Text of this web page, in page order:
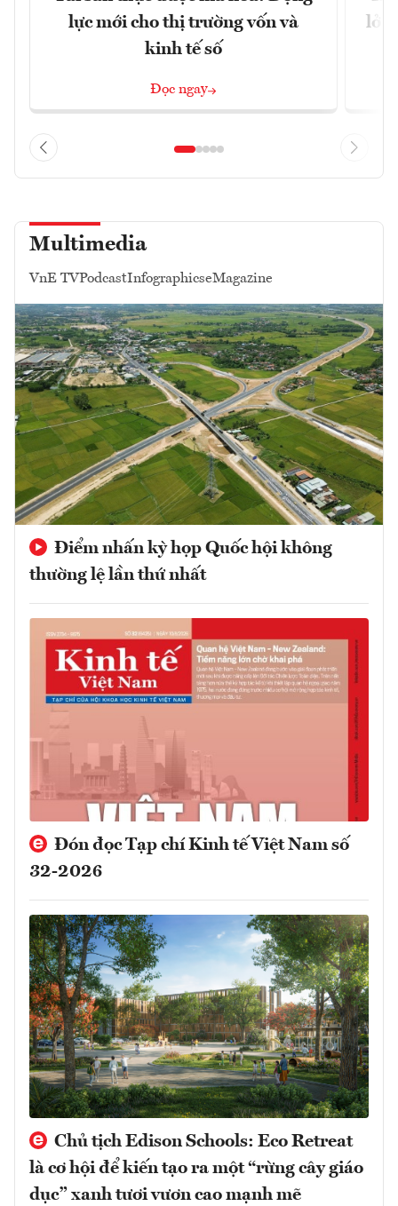
lực mới cho thị trường vốn và
kinh tế số
Đọc ngay
lở
Multimedia
VnE TVPodcastInfographicseMagazine
Điểm nhấn kỳ họp Quốc hội không
thường lệ lần thứ nhất
Đón đọc Tạp chí Kinh tế Việt Nam số
32-2026
Chủ tịch Edison Schools: Eco Retreat
là cơ hội để kiến tạo ra một “rừng cây giáo
dục” xanh tươi vươn cao mạnh mẽ